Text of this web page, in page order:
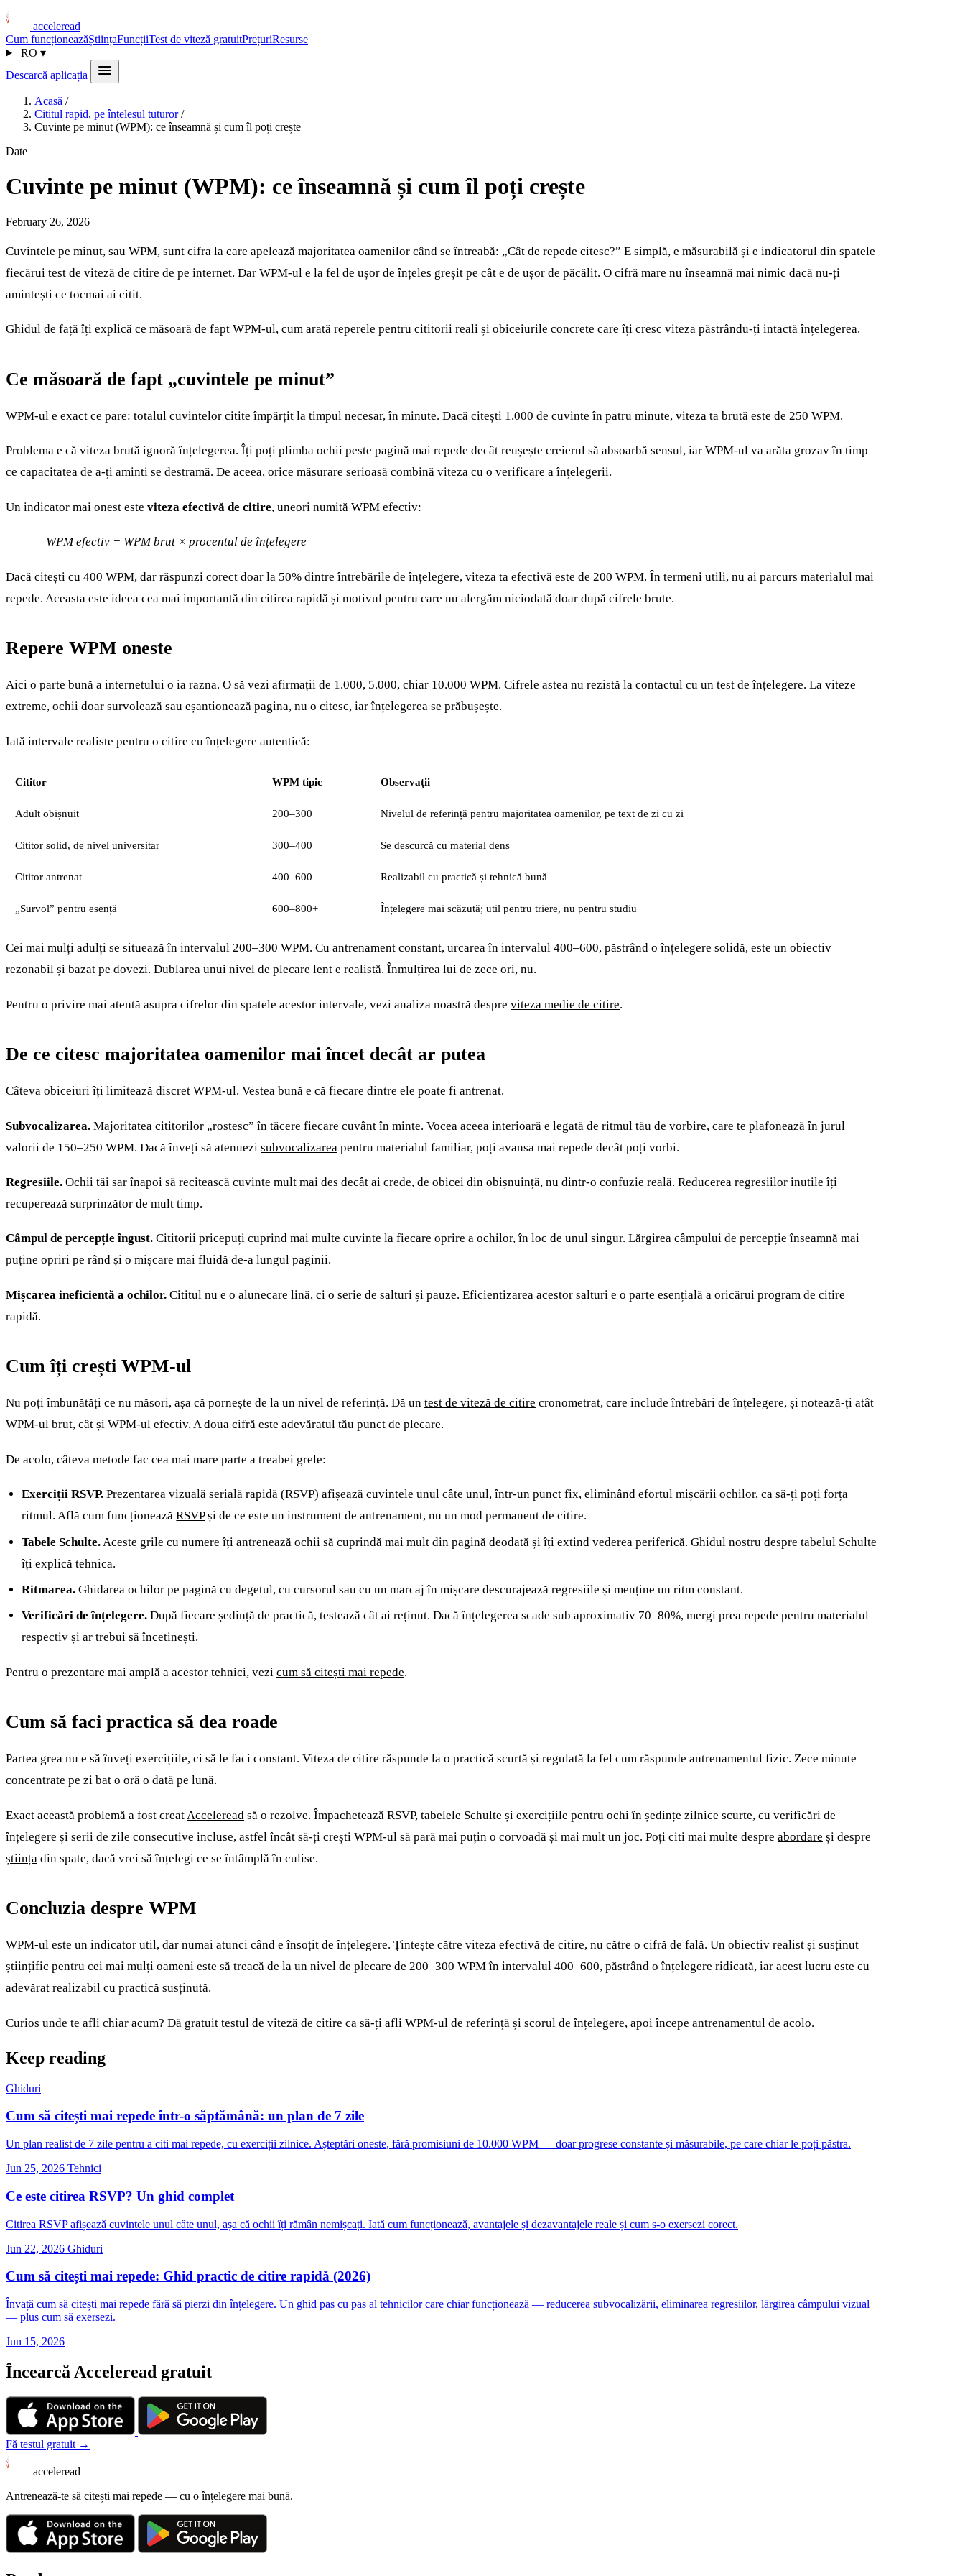
acceleread
Cum funcționeazăȘtiințaFuncțiiTest de viteză gratuitPrețuriResurse
RO ▾
Descarcă aplicația
Acasă /
Cititul rapid, pe înțelesul tuturor /
Cuvinte pe minut (WPM): ce înseamnă și cum îl poți crește
Date
Cuvinte pe minut (WPM): ce înseamnă și cum îl poți crește
February 26, 2026
Cuvintele pe minut, sau WPM, sunt cifra la care apelează majoritatea oamenilor când se întreabă: „Cât de repede citesc?” E simplă, e măsurabilă și e indicatorul din spatele
fiecărui test de viteză de citire de pe internet. Dar WPM-ul e la fel de ușor de înțeles greșit pe cât e de ușor de păcălit. O cifră mare nu înseamnă mai nimic dacă nu-ți
amintești ce tocmai ai citit.
Ghidul de față îți explică ce măsoară de fapt WPM-ul, cum arată reperele pentru cititorii reali și obiceiurile concrete care îți cresc viteza păstrându-ți intactă înțelegerea.
Ce măsoară de fapt „cuvintele pe minut”
WPM-ul e exact ce pare: totalul cuvintelor citite împărțit la timpul necesar, în minute. Dacă citești 1.000 de cuvinte în patru minute, viteza ta brută este de 250 WPM.
Problema e că viteza brută ignoră înțelegerea. Îți poți plimba ochii peste pagină mai repede decât reușește creierul să absoarbă sensul, iar WPM-ul va arăta grozav în timp
ce capacitatea de a-ți aminti se destramă. De aceea, orice măsurare serioasă combină viteza cu o verificare a înțelegerii.
Un indicator mai onest este viteza efectivă de citire, uneori numită WPM efectiv:
WPM efectiv = WPM brut × procentul de înțelegere
Dacă citești cu 400 WPM, dar răspunzi corect doar la 50% dintre întrebările de înțelegere, viteza ta efectivă este de 200 WPM. În termeni utili, nu ai parcurs materialul mai
repede. Aceasta este ideea cea mai importantă din citirea rapidă și motivul pentru care nu alergăm niciodată doar după cifrele brute.
Repere WPM oneste
Aici o parte bună a internetului o ia razna. O să vezi afirmații de 1.000, 5.000, chiar 10.000 WPM. Cifrele astea nu rezistă la contactul cu un test de înțelegere. La viteze
extreme, ochii doar survolează sau eșantionează pagina, nu o citesc, iar înțelegerea se prăbușește.
Iată intervale realiste pentru o citire cu înțelegere autentică:
Cititor WPM tipic Observații
Adult obișnuit 200–300 Nivelul de referință pentru majoritatea oamenilor, pe text de zi cu zi
Cititor solid, de nivel universitar 300–400 Se descurcă cu material dens
Cititor antrenat 400–600 Realizabil cu practică și tehnică bună
„Survol” pentru esență 600–800+ Înțelegere mai scăzută; util pentru triere, nu pentru studiu
Cei mai mulți adulți se situează în intervalul 200–300 WPM. Cu antrenament constant, urcarea în intervalul 400–600, păstrând o înțelegere solidă, este un obiectiv
rezonabil și bazat pe dovezi. Dublarea unui nivel de plecare lent e realistă. Înmulțirea lui de zece ori, nu.
Pentru o privire mai atentă asupra cifrelor din spatele acestor intervale, vezi analiza noastră despre viteza medie de citire.
De ce citesc majoritatea oamenilor mai încet decât ar putea
Câteva obiceiuri îți limitează discret WPM-ul. Vestea bună e că fiecare dintre ele poate fi antrenat.
Subvocalizarea. Majoritatea cititorilor „rostesc” în tăcere fiecare cuvânt în minte. Vocea aceea interioară e legată de ritmul tău de vorbire, care te plafonează în jurul
valorii de 150–250 WPM. Dacă înveți să atenuezi subvocalizarea pentru materialul familiar, poți avansa mai repede decât poți vorbi.
Regresiile. Ochii tăi sar înapoi să recitească cuvinte mult mai des decât ai crede, de obicei din obișnuință, nu dintr-o confuzie reală. Reducerea regresiilor inutile îți
recuperează surprinzător de mult timp.
Câmpul de percepție îngust. Cititorii pricepuți cuprind mai multe cuvinte la fiecare oprire a ochilor, în loc de unul singur. Lărgirea câmpului de percepție înseamnă mai
puține opriri pe rând și o mișcare mai fluidă de-a lungul paginii.
Mișcarea ineficientă a ochilor. Cititul nu e o alunecare lină, ci o serie de salturi și pauze. Eficientizarea acestor salturi e o parte esențială a oricărui program de citire
rapidă.
Cum îți crești WPM-ul
Nu poți îmbunătăți ce nu măsori, așa că pornește de la un nivel de referință. Dă un test de viteză de citire cronometrat, care include întrebări de înțelegere, și notează-ți atât
WPM-ul brut, cât și WPM-ul efectiv. A doua cifră este adevăratul tău punct de plecare.
De acolo, câteva metode fac cea mai mare parte a treabei grele:
Exerciții RSVP. Prezentarea vizuală serială rapidă (RSVP) afișează cuvintele unul câte unul, într-un punct fix, eliminând efortul mișcării ochilor, ca să-ți poți forța
ritmul. Află cum funcționeazăRSVPși de ce este un instrument de antrenament, nu un mod permanent de citire.
Tabele Schulte. Aceste grile cu numere îți antrenează ochii să cuprindă mai mult din pagină deodată și îți extind vederea periferică. Ghidul nostru despretabelul Schulte
îți explică tehnica.
Ritmarea. Ghidarea ochilor pe pagină cu degetul, cu cursorul sau cu un marcaj în mișcare descurajează regresiile și menține un ritm constant.
Verificări de înțelegere. După fiecare ședință de practică, testează cât ai reținut. Dacă înțelegerea scade sub aproximativ 70–80%, mergi prea repede pentru materialul
respectiv și ar trebui să încetinești.
Pentru o prezentare mai amplă a acestor tehnici, vezi cum să citești mai repede.
Cum să faci practica să dea roade
Partea grea nu e să înveți exercițiile, ci să le faci constant. Viteza de citire răspunde la o practică scurtă și regulată la fel cum răspunde antrenamentul fizic. Zece minute
concentrate pe zi bat o oră o dată pe lună.
Exact această problemă a fost creat Acceleread să o rezolve. Împachetează RSVP, tabelele Schulte și exercițiile pentru ochi în ședințe zilnice scurte, cu verificări de
înțelegere și serii de zile consecutive incluse, astfel încât să-ți crești WPM-ul să pară mai puțin o corvoadă și mai mult un joc. Poți citi mai multe despre abordare și despre
știința din spate, dacă vrei să înțelegi ce se întâmplă în culise.
Concluzia despre WPM
WPM-ul este un indicator util, dar numai atunci când e însoțit de înțelegere. Țintește către viteza efectivă de citire, nu către o cifră de fală. Un obiectiv realist și susținut
științific pentru cei mai mulți oameni este să treacă de la un nivel de plecare de 200–300 WPM în intervalul 400–600, păstrând o înțelegere ridicată, iar acest lucru este cu
adevărat realizabil cu practică susținută.
Curios unde te afli chiar acum? Dă gratuit testul de viteză de citire ca să-ți afli WPM-ul de referință și scorul de înțelegere, apoi începe antrenamentul de acolo.
Keep reading
Ghiduri
Cum să citești mai repede într-o săptămână: un plan de 7 zile
Un plan realist de 7 zile pentru a citi mai repede, cu exerciții zilnice. Așteptări oneste, fără promisiuni de 10.000 WPM — doar progrese constante și măsurabile, pe care chiar le poți păstra.
Jun 25, 2026 Tehnici
Ce este citirea RSVP? Un ghid complet
Citirea RSVP afișează cuvintele unul câte unul, așa că ochii îți rămân nemișcați. Iată cum funcționează, avantajele și dezavantajele reale și cum s-o exersezi corect.
Jun 22, 2026 Ghiduri
Cum să citești mai repede: Ghid practic de citire rapidă (2026)
Învață cum să citești mai repede fără să pierzi din înțelegere. Un ghid pas cu pas al tehnicilor care chiar funcționează — reducerea subvocalizării, eliminarea regresiilor, lărgirea câmpului vizual
— plus cum să exersezi.
Jun 15, 2026
Încearcă Acceleread gratuit
Fă testul gratuit →
acceleread
Antrenează-te să citești mai repede — cu o înțelegere mai bună.